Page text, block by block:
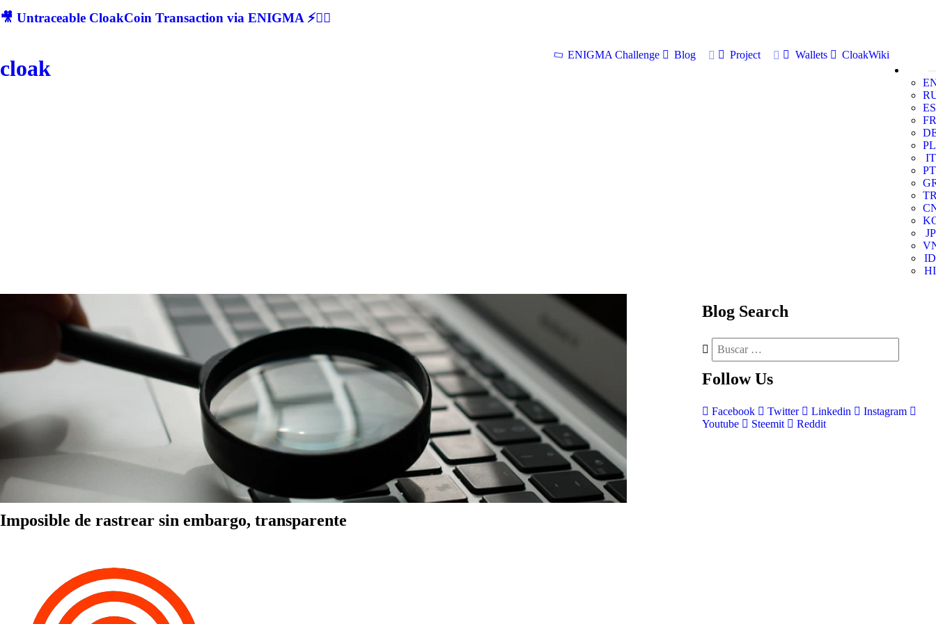
🎥 Untraceable CloakCoin Transaction via ENIGMA ⚡🕵‍♂
cloak
ENIGMA Challenge Blog Project Wallets
CloakWiki
ES
FR
PL
IT
PT
JP
ID
HI
Imposible de rastrear sin embargo, transparente
Blog Search
Follow Us
Facebook Twitter Linkedin
Instagram
Youtube
Steemit Reddit